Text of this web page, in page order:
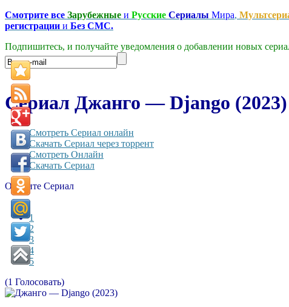
Смотрите все Зарубежные и Русские Сериалы Мира,
регистрации и Без СМС.
Подпишитесь, и получайте уведомления о добавлении новых
Сериал Джанго — Django (2023)
Смотреть Сериал онлайн
Скачать Сериал через торрент
Смотреть Онлайн
Скачать Сериал
Оцените Сериал
1
2
3
4
5
(1 Голосовать)